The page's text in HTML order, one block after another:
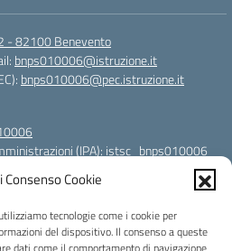
Consenso Cookie
tecnologie come i cookie per
del dispositivo. Il consenso a queste
- 82100 Benevento
bnps010006@istruzione.it
bnps010006@pec.istruzione.it
(IPA): istsc_bnps010006
UFHWS5